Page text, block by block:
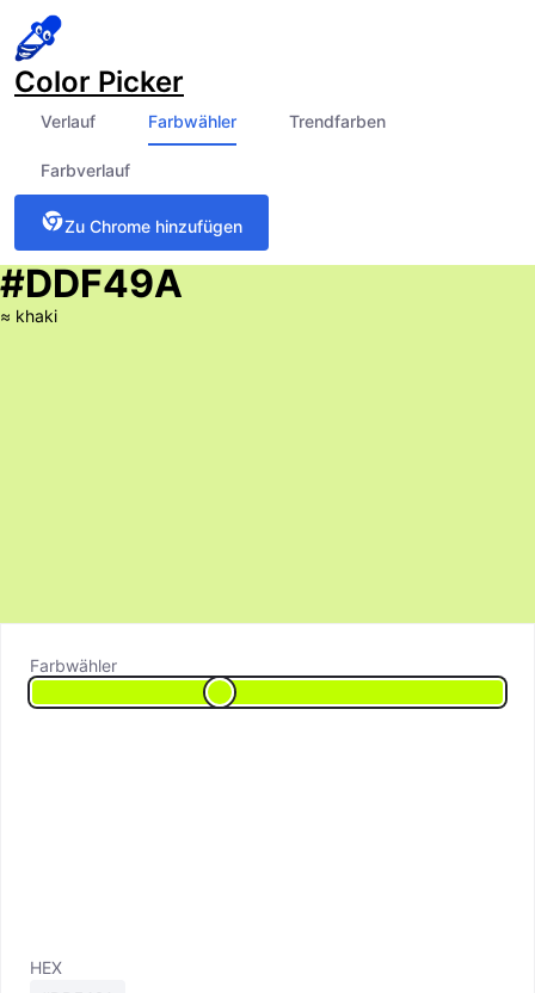
Color Picker
Verlauf Farbwähler Trendfarben
Farbverlauf
Zu Chrome hinzufügen
#DDF49A
≈ khaki
Farbwähler
HEX